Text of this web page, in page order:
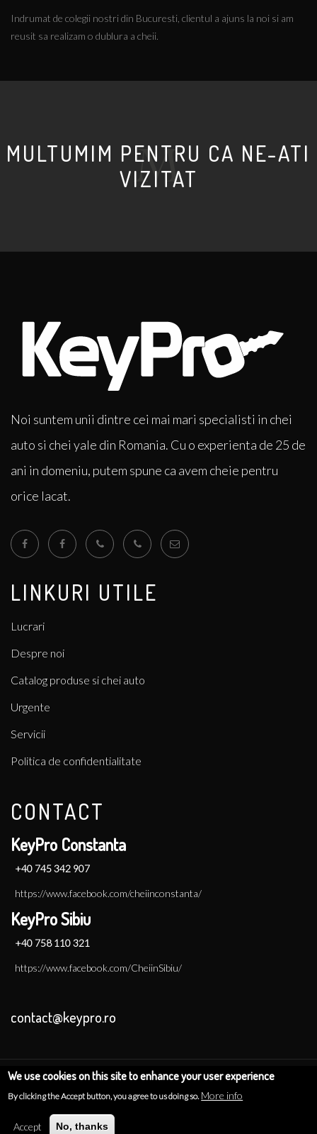
Indrumat de colegii nostri din Bucuresti, clientul a ajuns la noi si am
reusit sa realizam o dublura a cheii.
MULTUMIM PENTRU CA NE-ATI
VIZITAT
Noi suntem unii dintre cei mai mari specialisti in chei
auto si chei yale din Romania. Cu o experienta de 25 de
ani in domeniu, putem spune ca avem cheie pentru
orice lacat.
LINKURI UTILE
Lucrari
Despre noi
Catalog produse si chei auto
Urgente
Servicii
Politica de confidentialitate
CONTACT
KeyPro Constanta
+40 745 342 907
https://www.facebook.com/cheiinconstanta/
KeyPro Sibiu
+40 758 110 321
https://www.facebook.com/CheiinSibiu/
contact@keypro.ro
Copyright 2022 © KeyPro | Toate drepturile rezervate | A Splendid
We use cookies on this site to enhance your user experience
By clicking the Accept button, you agree to us doing so. More info
Accept No, thanks